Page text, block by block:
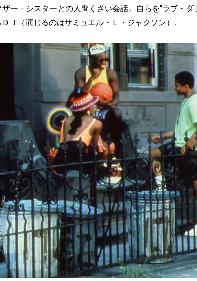
ー・シスターとの人間くさい会話。自らを“ラブ・
Ｊ（演じるのはサミュエル・Ｌ・ジャクソン）。